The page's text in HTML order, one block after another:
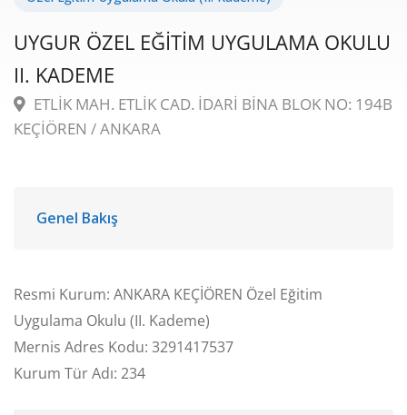
UYGUR ÖZEL EĞİTİM UYGULAMA OKULU
II. KADEME
ETLİK MAH. ETLİK CAD. İDARİ BİNA BLOK NO: 194B
KEÇİÖREN / ANKARA
Genel Bakış
Resmi Kurum: ANKARA KEÇİÖREN Özel Eğitim
Uygulama Okulu (II. Kademe)
Mernis Adres Kodu: 3291417537
Kurum Tür Adı: 234